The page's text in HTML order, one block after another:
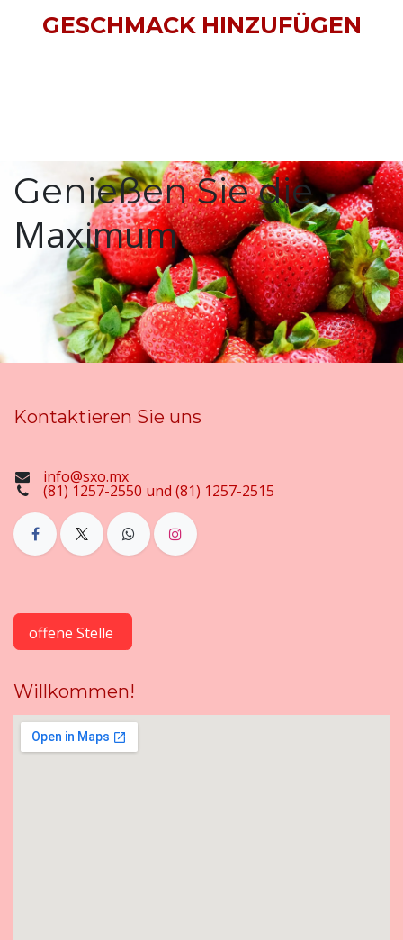
GESCHMACK HINZUFÜGEN
Genießen Sie die
Maximum
Kontaktieren Sie uns
info@sxo.mx
(81) 1257-2550 und (81) 1257-2515
offene Stelle
Willkommen!